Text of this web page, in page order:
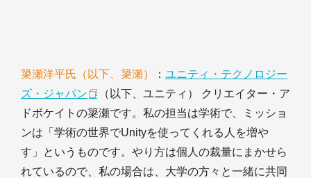
簗瀬洋平氏（以下、簗瀬） ： ユニティ・テクノロジー
ズ・ジャパン
（以下、ユニティ） クリエイター・ア
ドボケイトの簗瀬です。私の担当は学術で、ミッショ
ンは「学術の世界でUnityを使ってくれる人を増や
す」というものです。やり方は個人の裁量にまかせら
れているので、私の場合は、大学の方々と一緒に共同